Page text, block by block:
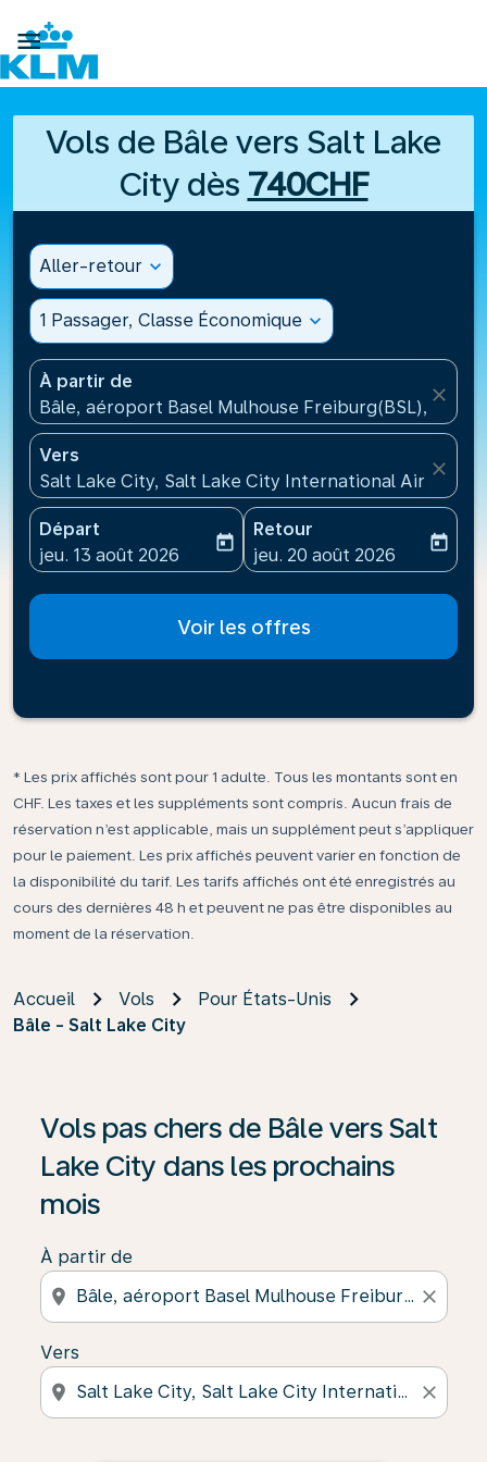

Vols de Bâle vers Salt Lake
City dès 740CHF
Aller-retour expand_more
1 Passager, Classe Économique expand_more
À partir de
Bâle, aéroport Basel Mulhouse Freiburg(BSL), Suisse
close
Vers
Salt Lake City, Salt Lake City International
close
Départ
fc-booking-departure-date-aria-label
jeu. 13 août 2026
today
Retour
fc-booking-return-date-
jeu. 20 août 2026
today
Voir les offres
* Les prix affichés sont pour 1 adulte. Tous les montants sont en
CHF. Les taxes et les suppléments sont compris. Aucun frais de
réservation n’est applicable, mais un supplément peut s’appliquer
pour le paiement. Les prix affichés peuvent varier en fonction de
la disponibilité du tarif. Les tarifs affichés ont été enregistrés au
cours des dernières 48 h et peuvent ne pas être disponibles au
moment de la réservation.
Accueil Vols
Pour États-Unis
Bâle - Salt Lake City
Vols pas chers de Bâle vers Salt
Lake City dans les prochains
mois
À partir de
location_on close
Vers
location_on close